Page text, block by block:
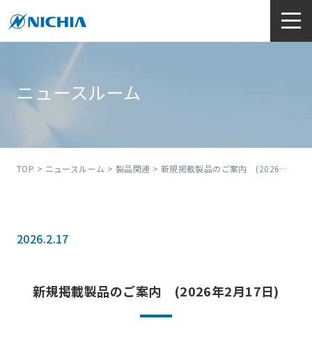
ニュースルーム
TOP > ニュースルーム > 製品関連 > 新規掲載製品のご案内 (2026年2月17日)
2026.2.17
新規掲載製品のご案内 (2026年2月17日)